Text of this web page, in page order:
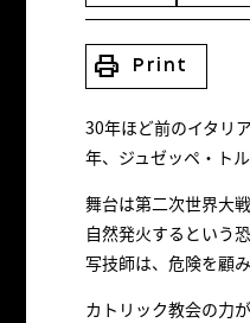
print Print
30年ほど前のイタリ
年、ジュゼッペ・ト
舞台は第二次世界大
自然発火するという
写技師は、危険を顧
カトリック教会の力